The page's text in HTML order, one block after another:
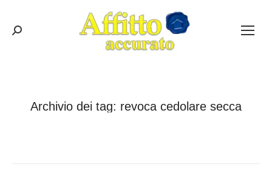
Cerca:
Archivio dei tag: revoca cedolare secca